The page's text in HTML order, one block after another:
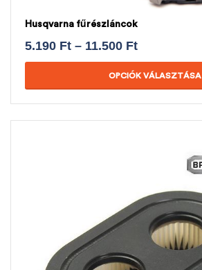
Husqvarna fűrészláncok
5.190 Ft – 11.500 Ft
OPCIÓK VÁLASZTÁSA